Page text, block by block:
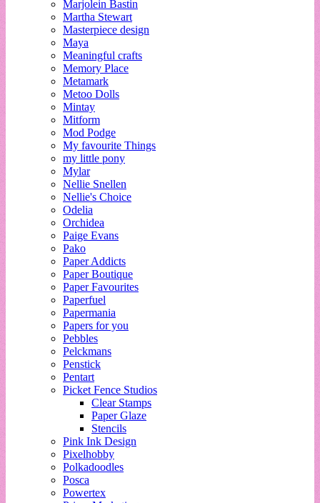
Marjolein Bastin
Martha Stewart
Masterpiece design
Maya
Meaningful crafts
Memory Place
Metamark
Metoo Dolls
Mintay
Mitform
Mod Podge
My favourite Things
my little pony
Mylar
Nellie Snellen
Nellie's Choice
Odelia
Orchidea
Paige Evans
Pako
Paper Addicts
Paper Boutique
Paper Favourites
Paperfuel
Papermania
Papers for you
Pebbles
Pelckmans
Penstick
Pentart
Picket Fence Studios
Clear Stamps
Paper Glaze
Stencils
Pink Ink Design
Pixelhobby
Polkadoodles
Posca
Powertex